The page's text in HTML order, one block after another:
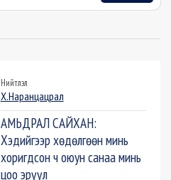
Нийтлэл
Х.Наранцацрал
АМЬДРАЛ САЙХАН:
Хэдийгээр хөдөлгөөн минь
хоригдсон ч оюун санаа минь
цоо эрүүл